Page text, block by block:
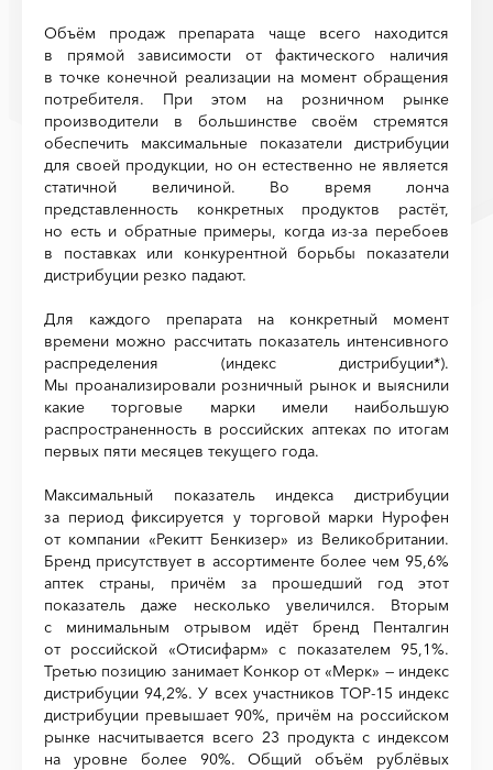
Объём продаж препарата чаще всего находится
в прямой зависимости от фактического наличия
в точке конечной реализации на момент обращения
потребителя. При этом на розничном рынке
производители в большинстве своём стремятся
обеспечить максимальные показатели дистрибуции
для своей продукции, но он естественно не является
статичной величиной. Во время лонча
представленность конкретных продуктов растёт,
но есть и обратные примеры, когда из-за перебоев
в поставках или конкурентной борьбы показатели
дистрибуции резко падают.
Для каждого препарата на конкретный момент
времени можно рассчитать показатель интенсивного
распределения (индекс дистрибуции*).
Мы проанализировали розничный рынок и выяснили
какие торговые марки имели наибольшую
распространенность в российских аптеках по итогам
первых пяти месяцев текущего года.
Максимальный показатель индекса дистрибуции
за период фиксируется у торговой марки Нурофен
от компании «Рекитт Бенкизер» из Великобритании.
Бренд присутствует в ассортименте более чем 95,6%
аптек страны, причём за прошедший год этот
показатель даже несколько увеличился. Вторым
с минимальным отрывом идёт бренд Пенталгин
от российской «Отисифарм» с показателем 95,1%.
Третью позицию занимает Конкор от «Мерк» — индекс
дистрибуции 94,2%. У всех участников ТОР-15 индекс
дистрибуции превышает 90%, причём на российском
рынке насчитывается всего 23 продукта с индексом
на уровне более 90%. Общий объём рублёвых